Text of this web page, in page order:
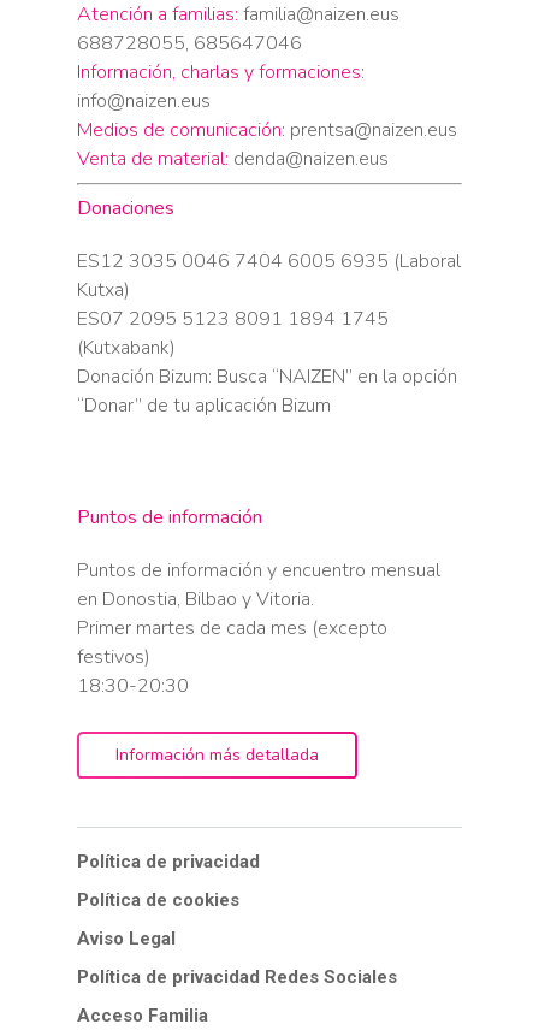
Atención a familias: familia@naizen.eus
688728055, 685647046
Información, charlas y formaciones:
info@naizen.eus
Medios de comunicación: prentsa@naizen.eus
Venta de material: denda@naizen.eus
Donaciones
ES12 3035 0046 7404 6005 6935 (Laboral
Kutxa)
ES07 2095 5123 8091 1894 1745
(Kutxabank)
Donación Bizum: Busca “NAIZEN” en la opción
“Donar” de tu aplicación Bizum
Puntos de información
Puntos de información y encuentro mensual
en Donostia, Bilbao y Vitoria.
Primer martes de cada mes (excepto
festivos)
18:30-20:30
Información más detallada
Política de privacidad
Política de cookies
Aviso Legal
Política de privacidad Redes Sociales
Acceso Familia